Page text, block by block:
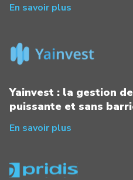
En savoir plus
Yainvest : la gestion
puissante et sans
En savoir plus